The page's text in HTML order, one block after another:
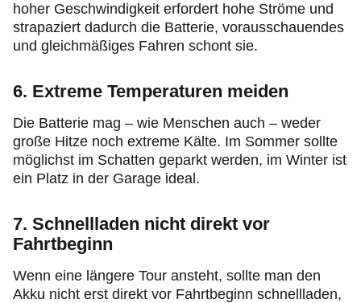
hoher Geschwindigkeit erfordert hohe Ströme und
strapaziert dadurch die Batterie, vorausschauendes
und gleichmäßiges Fahren schont sie.
6. Extreme Temperaturen meiden
Die Batterie mag – wie Menschen auch – weder
große Hitze noch extreme Kälte. Im Sommer sollte
möglichst im Schatten geparkt werden, im Winter ist
ein Platz in der Garage ideal.
7. Schnellladen nicht direkt vor
Fahrtbeginn
Wenn eine längere Tour ansteht, sollte man den
Akku nicht erst direkt vor Fahrtbeginn schnellladen,